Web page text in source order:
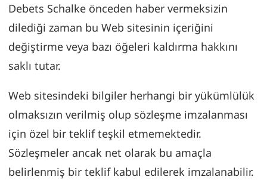
Debets Schalke önceden haber vermeksizin
dilediği zaman bu Web sitesinin içeriğini
değiştirme veya bazı öğeleri kaldırma hakkını
saklı tutar.
Web sitesindeki bilgiler herhangi bir yükümlülük
olmaksızın verilmiş olup sözleşme imzalanması
için özel bir teklif teşkil etmemektedir.
Sözleşmeler ancak net olarak bu amaçla
belirlenmiş bir teklif kabul edilerek imzalanabilir.